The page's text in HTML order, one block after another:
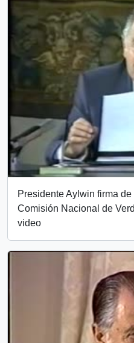
Presidente Aylwin firma
Comisión Nacional de
video